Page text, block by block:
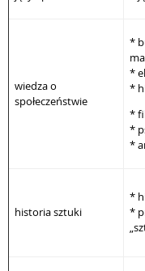
wiedza o
społeczeństwie
*
*
*
*
*
*
historia sztuki
*
*